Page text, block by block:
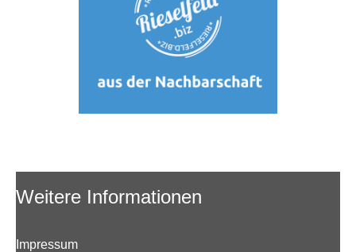
Weitere Informationen
Impressum